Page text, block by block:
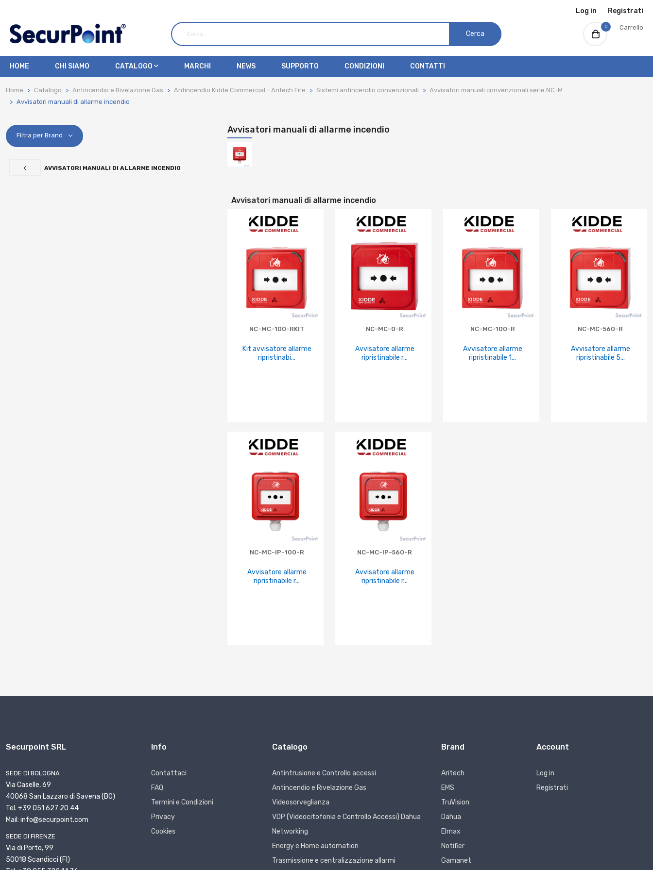
Log in Registrati
Cerca
0 Carrello
HOME CHI SIAMO CATALOGO MARCHI NEWS SUPPORTO CONDIZIONI CONTATTI
Home Catalogo Antincendio e Rivelazione Gas Antincendio Kidde Commercial - Aritech Fire Sistemi antincendio convenzionali
Avvisatori manuali convenzionali serie NC-M
Avvisatori manuali di allarme incendio
Filtra per Brand
AVVISATORI MANUALI DI ALLARME INCENDIO
Avvisatori manuali di allarme incendio
Avvisatori manuali di allarme incendio
NC-MC-100-RKIT
Kit avvisatore allarme
ripristinabi...
NC-MC-0-R
Avvisatore allarme
ripristinabile r...
NC-MC-100-R
Avvisatore allarme
ripristinabile 1...
NC-MC-560-R
Avvisatore allarme
ripristinabile 5...
NC-MC-IP-100-R
Avvisatore allarme
ripristinabile r...
NC-MC-IP-560-R
Avvisatore allarme
ripristinabile r...
Securpoint SRL
SEDE DI BOLOGNA
Via Caselle, 69
40068 San Lazzaro di Savena (BO)
Tel. +39 051 627 20 44
Mail: info@securpoint.com
SEDE DI FIRENZE
Via di Porto, 99
50018 Scandicci (FI)
Info
Contattaci
FAQ
Termini e Condizioni
Privacy
Cookies
Catalogo
Antintrusione e Controllo accessi
Antincendio e Rivelazione Gas
Videosorveglianza
VDP (Videocitofonia e Controllo Accessi) Dahua
Networking
Energy e Home automation
Trasmissione e centralizzazione allarmi
Brand
Aritech
EMS
TruVision
Dahua
Elmax
Notifier
Gamanet
Account
Log in
Registrati